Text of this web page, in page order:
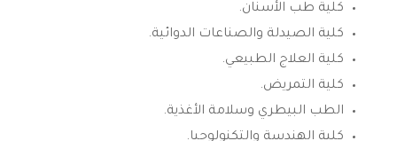
كلية طب الأسنان.
كلية الصيدلة والصناعات الدوائية.
كلية العلاج الطبيعي.
كلية التمريض.
الطب البيطري وسلامة الأغذية.
كلية الهندسة والتكنولوجيا.